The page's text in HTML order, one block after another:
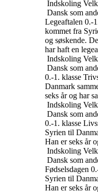
Indskoling
Dansk som
Legeaftalen 0.-
kommet fra
og søskende.
har haft en
Indskoling
Dansk som
0.-1. klasse
Danmark
seks år og har
Indskoling
Dansk som
0.-1. klasse
Syrien til
Han er seks år
Indskoling
Dansk som
Fødselsdagen
Syrien til
Han er seks år